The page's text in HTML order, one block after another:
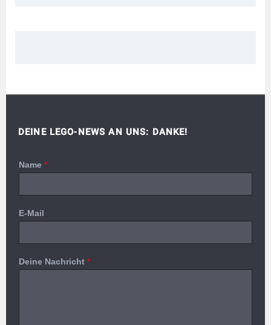
DEINE LEGO-NEWS AN UNS: DANKE!
Name *
E-Mail
Deine Nachricht *